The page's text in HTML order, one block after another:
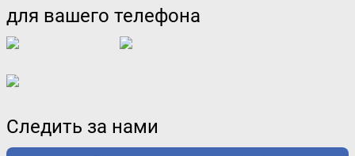
для вашего телефона
Следить за нами